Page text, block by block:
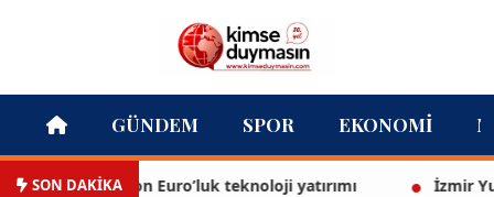
GÜNDEM SPOR EKONOMI
SON DAKİKA
13,5 milyon Euro’luk teknoloji yatırımı İzmir